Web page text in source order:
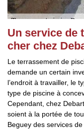
Un service de
cher chez
Le terrassement de
demande un certain
l’endroit à travailler, le
type de piscine à
Cependant, chez
soient à la portée de
Beguey des services